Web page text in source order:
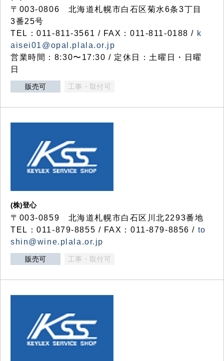
〒003-0806 北海道札幌市白石区菊水6条3丁目
3番25号
TEL：011-811-3561 / FAX：011-811-0188 / k
aisei01@opal.plala.or.jp
営業時間：8:30〜17:30 / 定休日：土曜日・日曜
日
販売可 工事・取付可
(株)登心
〒003-0859 北海道札幌市白石区川北2293番地
TEL：011-879-8855 / FAX：011-879-8856 / to
shin@wine.plala.or.jp
販売可 工事・取付可